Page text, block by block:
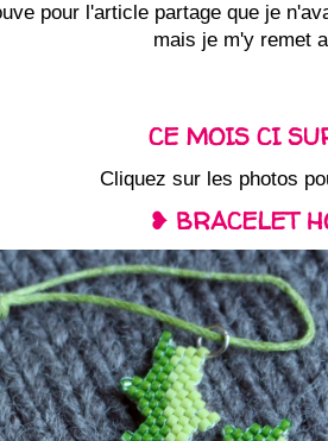
pour l'article partage que je
mais je m'y remet
CE MOIS CI
Cliquez sur les photos
❥ BRACELET